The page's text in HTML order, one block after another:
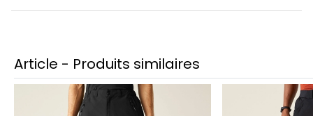
Article - Produits similaires